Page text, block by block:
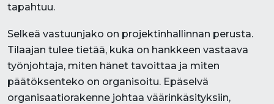
tapahtuu.
Selkeä vastuunjako on projektinhallinnan perusta.
Tilaajan tulee tietää, kuka on hankkeen vastaava
työnjohtaja, miten hänet tavoittaa ja miten
päätöksenteko on organisoitu. Epäselvä
organisaatiorakenne johtaa väärinkäsityksiin,